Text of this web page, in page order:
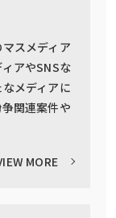
スメディア
アやSNSな
メディアに
関連案件や
MORE